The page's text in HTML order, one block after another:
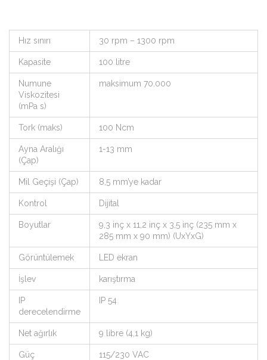
Hız sınırı 30 rpm – 1300 rpm
Kapasite 100 litre
Numune
Viskozitesi
(mPa s)
maksimum 70.000
Tork (maks) 100 Ncm
Ayna Aralığı
(Çap)
1-13 mm
Mil Geçişi (Çap) 8,5 mm’ye kadar
Kontrol Dijital
Boyutlar
9,3 inç x 11,2 inç x 3,5 inç (235 mm x
285 mm x 90 mm) (UxYxG)
Görüntülemek LED ekran
İşlev karıştırma
IP
derecelendirme
IP 54
Net ağırlık 9 libre (4,1 kg)
Güç 115/230 VAC